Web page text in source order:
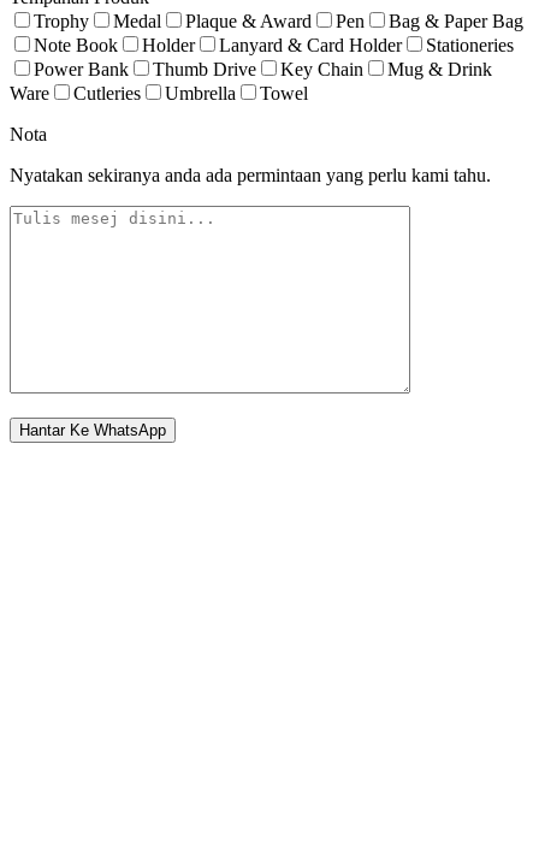
Trophy
Medal Plaque & Award Pen
Bag & Paper Bag
Note Book
Holder Lanyard & Card Holder
Stationeries
Power Bank
Thumb Drive Key Chain
Mug & Drink
Ware
Cutleries Umbrella
Towel
Nota
Nyatakan sekiranya anda ada permintaan yang perlu kami tahu.